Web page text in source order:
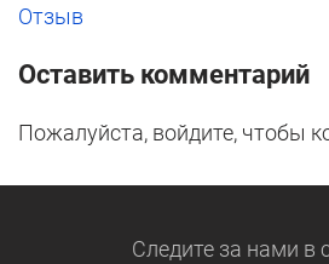
Отзыв
Оставить комментарий
Пожалуйста, войдите, чтобы
Следите за нами в